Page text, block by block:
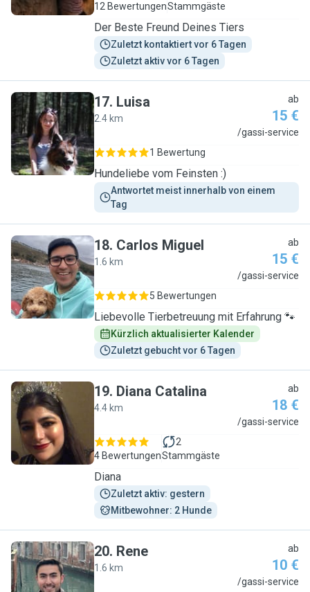
12 BewertungenStammgäste
Der Beste Freund Deines Tiers
Zuletzt kontaktiert vor 6 Tagen
Zuletzt aktiv vor 6 Tagen
L
17. Luisa
2.4 km
ab
15 €
/gassi-service
1 Bewertung
Hundeliebe vom Feinsten :)
Antwortet meist innerhalb von einem
Tag
C
18. Carlos Miguel
1.6 km
ab
15 €
/gassi-service
5 Bewertungen
Liebevolle Tierbetreuung mit Erfahrung 🐾
Kürzlich aktualisierter Kalender
Zuletzt gebucht vor 6 Tagen
D
19. Diana Catalina
4.4 km
ab
18 €
/gassi-service
4 Bewertungen
2
Stammgäste
Diana
Zuletzt aktiv: gestern
Mitbewohner: 2 Hunde
R
20. Rene
1.6 km
ab
10 €
/gassi-service